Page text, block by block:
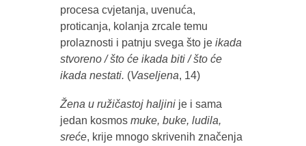
procesa cvjetanja, uvenuća,
proticanja, kolanja zrcale temu
prolaznosti i patnju svega što je ikada
stvoreno / što će ikada biti / što će
ikada nestati. (Vaseljena, 14)
Žena u ružičastoj haljinije i sama
jedan kosmos muke, buke, ludila,
sreće, krije mnogo skrivenih značenja